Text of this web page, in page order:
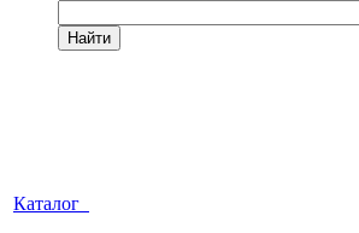
Найти
Каталог